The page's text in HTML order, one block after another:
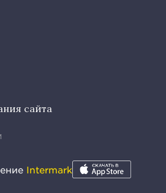
сайта
Intermark